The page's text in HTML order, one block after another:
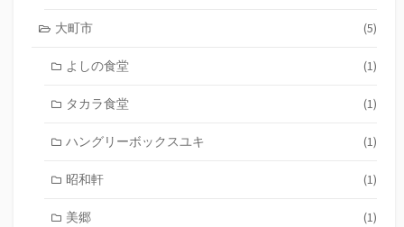
大町市 (5)
よしの食堂 (1)
タカラ食堂 (1)
ハングリーボックスユキ (1)
昭和軒 (1)
美郷 (1)